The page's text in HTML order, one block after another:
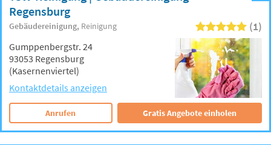
Regensburg
Gebäudereinigung Reinigung (1)
Gumppenbergstr. 24
93053 Regensburg
(Kasernenviertel)
Kontaktdetails anzeigen
Anrufen Gratis Angebote einholen